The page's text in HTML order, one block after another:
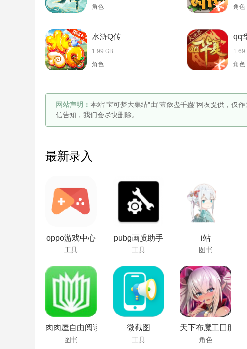
角色
角色
水浒Q传
1.99 GB
角色
qq
1.69
角色
网站声明： 本站"宝可梦大集结"由"壹飲盡千蠱"网友提供，仅
信告知，我们会尽快删除。
最新录入
oppo游戏中心
工具
pubg画质助手
工具
i站
图书
肉肉屋自由阅读
图书
微截图
工具
天下布魔工囗服
角色